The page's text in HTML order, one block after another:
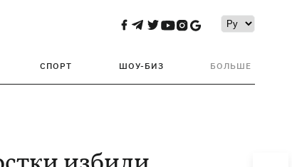
СПОРТ ШОУ-БИЗ БОЛЬШЕ